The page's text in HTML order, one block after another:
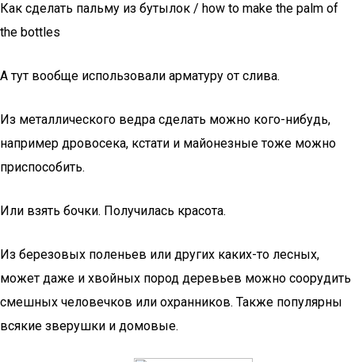
Как сделать пальму из бутылок / how to make the palm of
the bottles
А тут вообще использовали арматуру от слива.
Из металлического ведра сделать можно кого-нибудь,
например дровосека, кстати и майонезные тоже можно
приспособить.
Или взять бочки. Получилась красота.
Из березовых поленьев или других каких-то лесных,
может даже и хвойных пород деревьев можно соорудить
смешных человечков или охранников. Также популярны
всякие зверушки и домовые.